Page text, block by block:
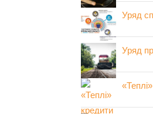
Уряд
Уряд